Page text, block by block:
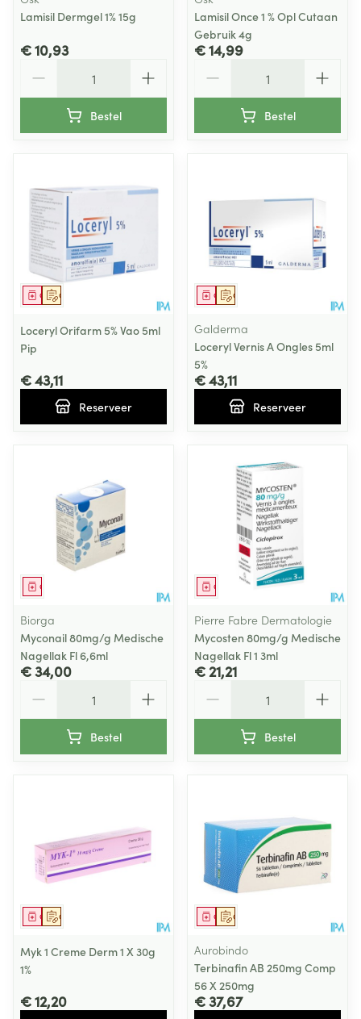
Lamisil Dermgel 1% 15g
€ 10,93
Bestel
Lamisil Once 1 % Opl Cutaan
Gebruik 4g
€ 14,99
Bestel
Op voorschrift
Geneesmiddel
Loceryl Orifarm 5% Vao 5ml
Pip
€ 43,11
Reserveer
Op voorschrift
Geneesmiddel
Galderma
Loceryl Vernis A Ongles 5ml
5%
€ 43,11
Reserveer
Geneesmiddel
Biorga
Myconail 80mg/g Medische
Nagellak Fl 6,6ml
€ 34,00
Bestel
Geneesmiddel
Pierre Fabre Dermatologie
Mycosten 80mg/g Medische
Nagellak Fl 1 3ml
€ 21,21
Bestel
Op voorschrift
Geneesmiddel
Myk 1 Creme Derm 1 X 30g
1%
€ 12,20
Op voorschrift
Geneesmiddel
Aurobindo
Terbinafin AB 250mg Comp
56 X 250mg
€ 37,67